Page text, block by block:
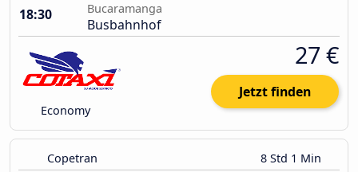
18:30
Bucaramanga
Busbahnhof
Economy
27 €
Jetzt finden
Copetran 8 Std 1 Min